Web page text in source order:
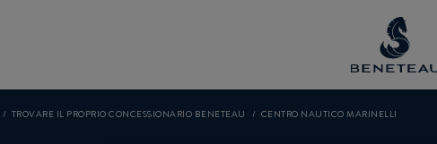
TROVARE IL PROPRIO CONCESSIONARIO BENETEAU CENTRO NAUTICO MARINELLI